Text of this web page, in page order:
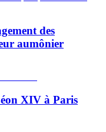
des
aumônier
XIV à Paris